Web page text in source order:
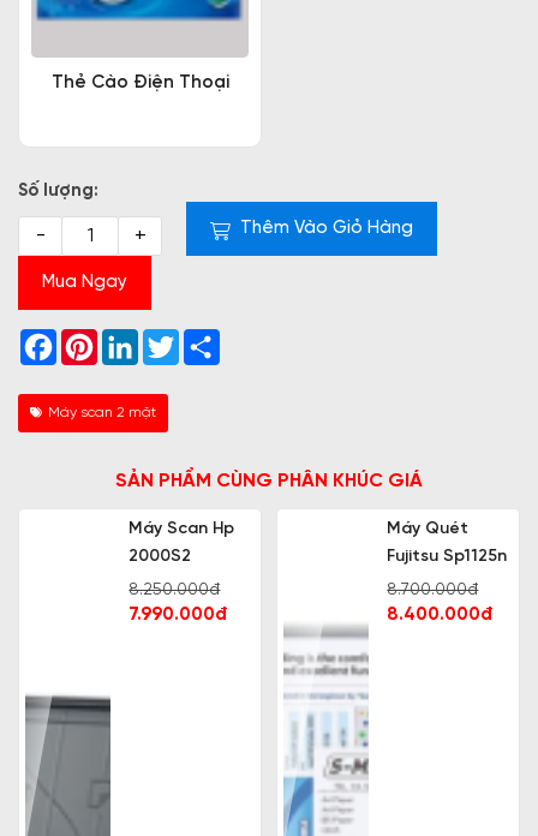
Thẻ Cào Điện Thoại
Số lượng:
- + Thêm Vào Giỏ Hàng
Mua Ngay
Facebook
PinterestLinkedInTwitter
Máy scan 2 mặt
SẢN PHẨM CÙNG PHÂN KHÚC GIÁ
Máy Scan Hp
2000S2
8.250.000đ
7.990.000đ
Máy Quét
Fujitsu Sp1125n
8.700.000đ
8.400.000đ